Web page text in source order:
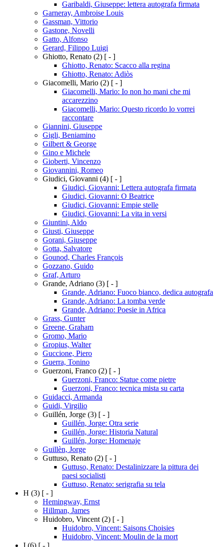
Garibaldi, Giuseppe: lettera autografa firmata
Garneray, Ambroise Louis
Gassman, Vittorio
Gastone, Novelli
Gatto, Alfonso
Gerard, Filippo Luigi
Ghiotto, Renato (2) [ - ]
Ghiotto, Renato: Scacco alla regina
Ghiotto, Renato: Adiòs
Giacomelli, Mario (2) [ - ]
Giacomelli, Mario: Io non ho mani che mi
accarezzino
Giacomelli, Mario: Questo ricordo lo vorrei
raccontare
Giannini, Giuseppe
Gigli, Beniamino
Gilbert & George
Gino e Michele
Gioberti, Vincenzo
Giovannini, Romeo
Giudici, Giovanni (4) [ - ]
Giudici, Giovanni: Lettera autografa firmata
Giudici, Giovanni: O Beatrice
Giudici, Giovanni: Empie stelle
Giudici, Giovanni: La vita in versi
Giuntini, Aldo
Giusti, Giuseppe
Gorani, Giuseppe
Gotta, Salvatore
Gounod, Charles François
Gozzano, Guido
Graf, Arturo
Grande, Adriano (3) [ - ]
Grande, Adriano: Fuoco bianco, dedica autografa
Grande, Adriano: La tomba verde
Grande, Adriano: Poesie in Africa
Grass, Gunter
Greene, Graham
Gromo, Mario
Gropius, Walter
Guccione, Piero
Guerra, Tonino
Guerzoni, Franco (2) [ - ]
Guerzoni, Franco: Statue come pietre
Guerzoni, Franco: tecnica mista su carta
Guidacci, Armanda
Guidi, Virgilio
Guillén, Jorge (3) [ - ]
Guillén, Jorge: Otra serie
Guillén, Jorge: Historia Natural
Guillén, Jorge: Homenaje
Guillèn, Jorge
Guttuso, Renato (2) [ - ]
Guttuso, Renato: Destalinizzare la pittura dei
paesi socialisti
Guttuso, Renato: serigrafia su tela
H (3) [ - ]
Hemingway, Ernst
Hillman, James
Huidobro, Vincent (2) [ - ]
Huidobro, Vincent: Saisons Choisies
Huidobro, Vincent: Moulin de la mort
I (6) [ - ]